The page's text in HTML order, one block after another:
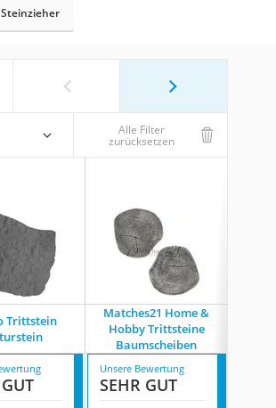
Steinzieher
Alle Filter
zurücksetzen
Trittstein
Matches21 Home &
Hobby Trittsteine
Baumscheiben
Unsere Bewertung
SEHR GUT